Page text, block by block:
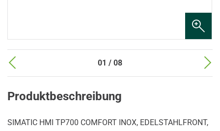
01 / 08
Produktbeschreibung
SIMATIC HMI TP700 COMFORT INOX, EDELSTAHLFRONT,